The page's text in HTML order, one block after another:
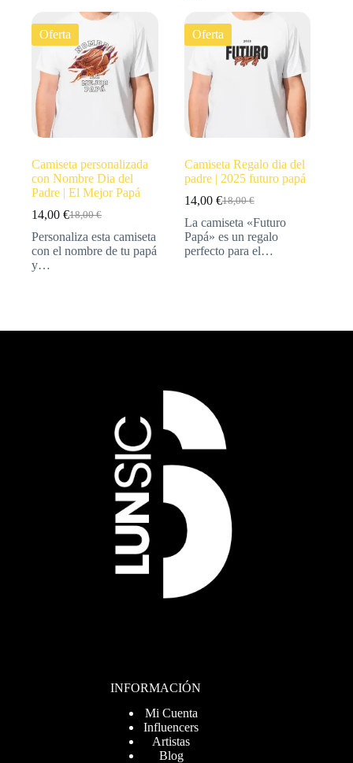
Oferta
Camiseta personalizada
con Nombre Dia del
Padre | El Mejor Papá
18,00€
14,00 €
Personaliza esta camiseta
con el nombre de tu papá
y…
Oferta
Camiseta Regalo dia del
padre | 2025 futuro papá
18,00€
14,00 €
La camiseta «Futuro
Papá» es un regalo
perfecto para el…
INFORMACIÓN
Mi Cuenta
Influencers
Artistas
Blog